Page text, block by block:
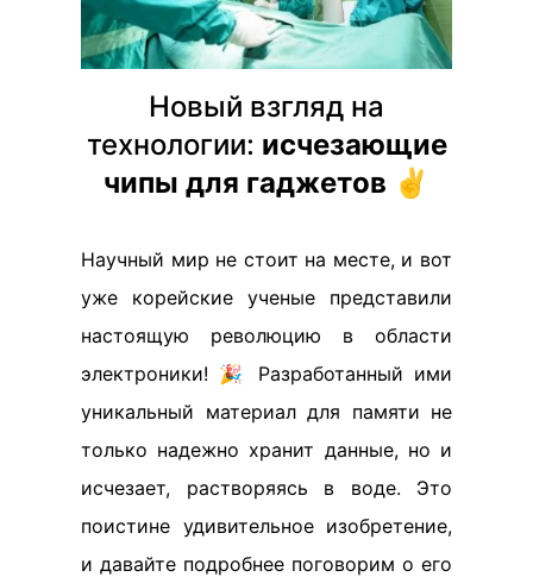
Новый взгляд на
технологии: исчезающие
чипы для гаджетов ✌️
Научный мир не стоит на месте, и вот
уже корейские ученые представили
настоящую революцию в области
электроники! 🎉 Разработанный ими
уникальный материал для памяти не
только надежно хранит данные, но и
исчезает, растворяясь в воде. Это
поистине удивительное изобретение,
и давайте подробнее поговорим о его